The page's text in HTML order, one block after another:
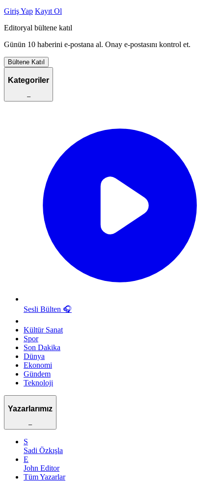
Giriş Yap Kayıt Ol
Editoryal bültene katıl
Günün 10 haberini e-postana al. Onay e-postasını kontrol et.
Bültene Katıl
Kategoriler
–
Sesli Bülten 🎧
Kültür Sanat
Spor
Son Dakika
Dünya
Ekonomi
Gündem
Teknoloji
Yazarlarımız
–
S
Sadi Özkışla
E
John Editor
Tüm Yazarlar